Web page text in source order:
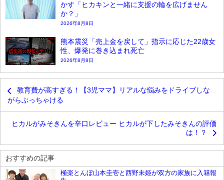
かす「ヒカキンと一緒に支援の輪を広げません
か？」
2026年8月8日
熊本震災「売上金を戻して」指示に応じた22歳女
性、爆発に巻き込まれ死亡
2026年8月8日
教育費が高すぎる！【3児ママ】リアルな悩みをドライブしな
がらぶっちゃける
ヒカルがみそきんを辛口レビュー ヒカルが下したみそきんの評価
は！？
おすすめの記事
極楽とんぼ山本圭壱と西野未姫が双方の家族に入籍報